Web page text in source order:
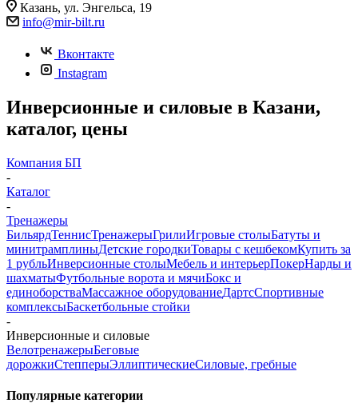
Казань, ул. Энгельса, 19
info@mir-bilt.ru
Вконтакте
Instagram
Инверсионные и силовые в Казани,
каталог, цены
Компания БП
-
Каталог
-
Тренажеры
БильярдТеннисТренажерыГрилиИгровые столыБатуты и
минитрамплиныДетские городкиТовары с кешбекомКупить за
1 рубльИнверсионные столыМебель и интерьерПокерНарды и
шахматыФутбольные ворота и мячиБокс и
единоборстваМассажное оборудованиеДартсСпортивные
комплексыБаскетбольные стойки
-
Инверсионные и силовые
ВелотренажерыБеговые
дорожкиСтепперыЭллиптическиеСиловые, гребные
Популярные категории